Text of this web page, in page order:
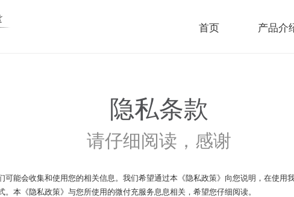
首页 产品介
隐私条款
请仔细阅读，感谢
能会收集和使用您的相关信息。我们希望通过本《隐私政策》向您说明，在使用
本《隐私政策》与您所使用的微付充服务息息相关，希望您仔细阅读。